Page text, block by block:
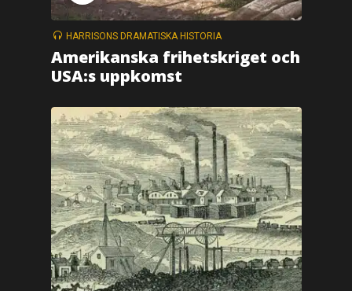
HARRISONS DRAMATISKA HISTORIA
Amerikanska frihetskriget och
USA:s uppkomst